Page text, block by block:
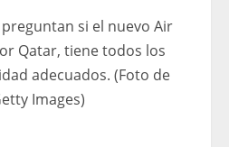
si el nuevo Air
Qatar, tiene todos los
adecuados. (Foto de
Images)